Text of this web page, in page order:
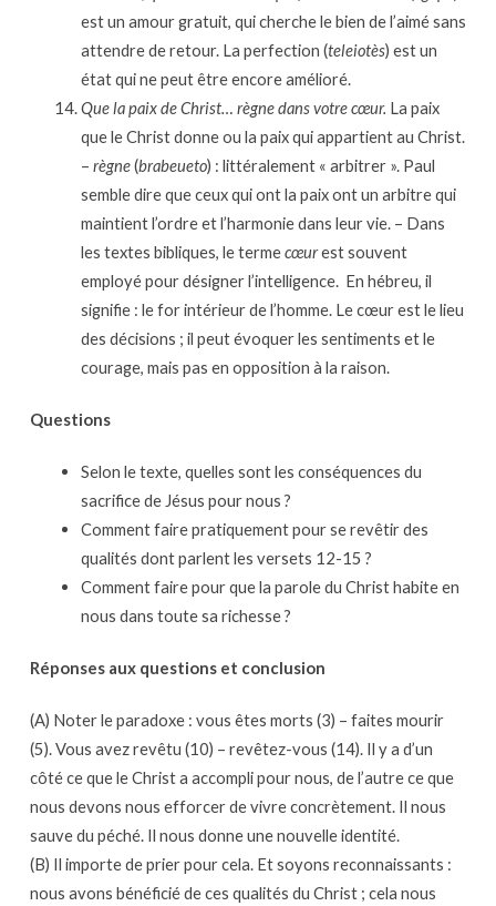
est un amour gratuit, qui cherche le bien de l’aimé sans
attendre de retour. La perfection (teleiotès) est un
état qui ne peut être encore amélioré.
Que la paix de Christ… règne dans votre cœur. La paix
que le Christ donne ou la paix qui appartient au Christ.
– règne(brabeueto) : littéralement « arbitrer ». Paul
semble dire que ceux qui ont la paix ont un arbitre qui
maintient l’ordre et l’harmonie dans leur vie. – Dans
les textes bibliques, le termecœurest souvent
employé pour désigner l’intelligence. En hébreu, il
signifie : le for intérieur de l’homme. Le cœur est le lieu
des décisions ; il peut évoquer les sentiments et le
courage, mais pas en opposition à la raison.
Questions
Selon le texte, quelles sont les conséquences du
sacrifice de Jésus pour nous ?
Comment faire pratiquement pour se revêtir des
qualités dont parlent les versets 12-15 ?
Comment faire pour que la parole du Christ habite en
nous dans toute sa richesse ?
Réponses aux questions et conclusion
(A) Noter le paradoxe : vous êtes morts (3) – faites mourir
(5). Vous avez revêtu (10) – revêtez-vous (14). Il y a d’un
côté ce que le Christ a accompli pour nous, de l’autre ce que
nous devons nous efforcer de vivre concrètement. Il nous
sauve du péché. Il nous donne une nouvelle identité.
(B) Il importe de prier pour cela. Et soyons reconnaissants :
nous avons bénéficié de ces qualités du Christ ; cela nous